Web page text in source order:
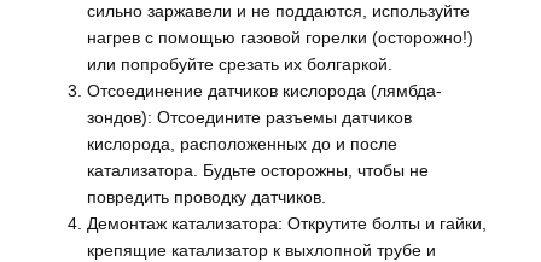
сильно заржавели и не поддаются, используйте
нагрев с помощью газовой горелки (осторожно!)
или попробуйте срезать их болгаркой.
Отсоединение датчиков кислорода (лямбда-
зондов): Отсоедините разъемы датчиков
кислорода, расположенных до и после
катализатора. Будьте осторожны, чтобы не
повредить проводку датчиков.
Демонтаж катализатора: Открутите болты и гайки,
крепящие катализатор к выхлопной трубе и